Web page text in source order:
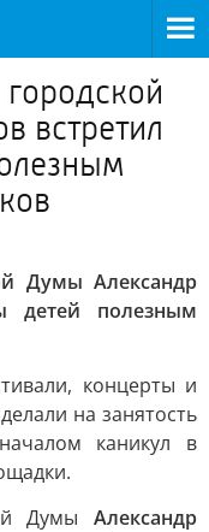
встретил
Думы Александр
детей полезным
концерты и
на занятость
каникул в
Думы Александр